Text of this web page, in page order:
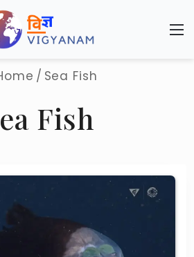
/ Sea Fish
Fish